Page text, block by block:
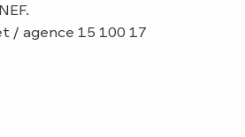
/ agence 15 100 17